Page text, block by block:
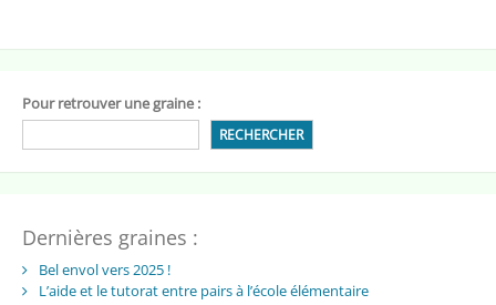
Pour retrouver une graine :
RECHERCHER
Dernières graines :
Bel envol vers 2025 !
L’aide et le tutorat entre pairs à l’école élémentaire